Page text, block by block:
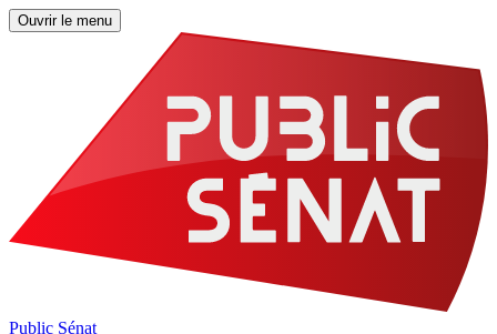
Ouvrir le menu
Public Sénat